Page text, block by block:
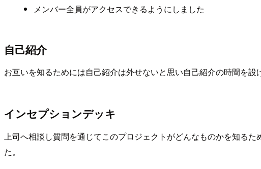
メンバー全員がアクセスできるようにしました
自己紹介
お互いを知るためには自己紹介は外せないと思い自己紹介の時間を
インセプションデッキ
上司へ相談し質問を通じてこのプロジェクトがどんなものかを知る
た。